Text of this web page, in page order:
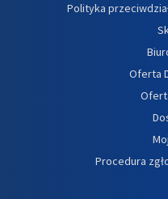
Polityka
Oferta
Procedura